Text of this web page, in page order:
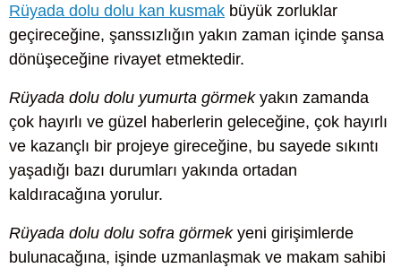
Rüyada dolu dolu kan kusmak büyük zorluklar
geçireceğine, şanssızlığın yakın zaman içinde şansa
dönüşeceğine rivayet etmektedir.
Rüyada dolu dolu yumurta görmekyakın zamanda
çok hayırlı ve güzel haberlerin geleceğine, çok hayırlı
ve kazançlı bir projeye gireceğine, bu sayede sıkıntı
yaşadığı bazı durumları yakında ortadan
kaldıracağına yorulur.
Rüyada dolu dolu sofra görmekyeni girişimlerde
bulunacağına, işinde uzmanlaşmak ve makam sahibi